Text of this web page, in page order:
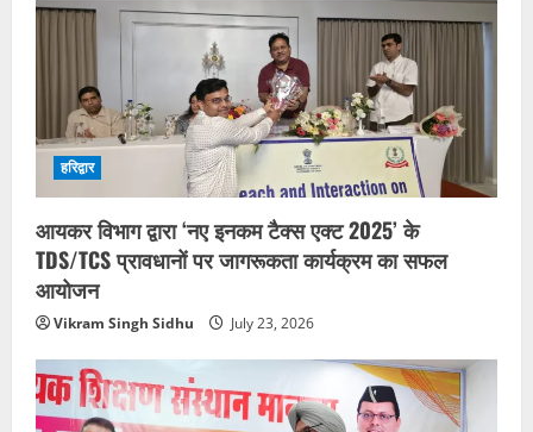
हरिद्वार
आयकर विभाग द्वारा ‘नए इनकम टैक्स एक्ट 2025’ के
TDS/TCS प्रावधानों पर जागरूकता कार्यक्रम का सफल
आयोजन
Vikram Singh Sidhu July 23, 2026